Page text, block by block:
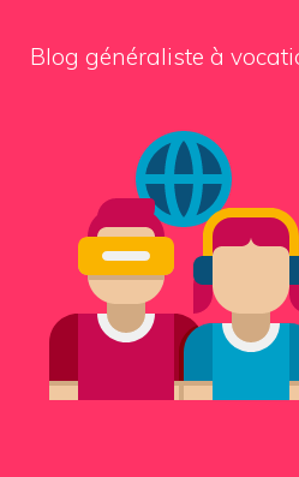
Blog généraliste à